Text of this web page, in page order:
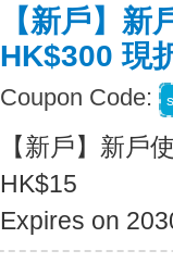
【新戶】
HK$300 現
Coupon Code:
【新戶】新戶
HK$15
Expires on